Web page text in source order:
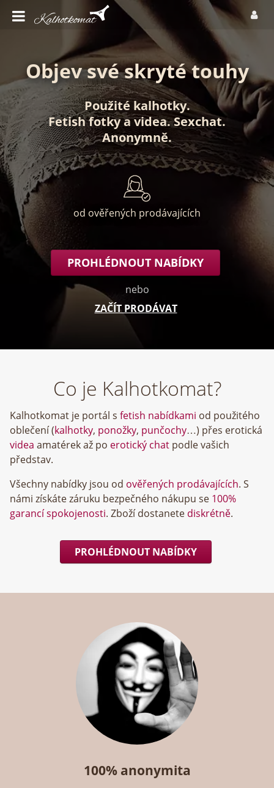
Objev své skryté touhy
Použité kalhotky.
Fetish fotkyavidea.Sexchat.
Anonymně.
od ověřených prodávajících
PROHLÉDNOUT NABÍDKY
nebo
ZAČÍT PRODÁVAT
Co je Kalhotkomat?
Kalhotkomat je portál s fetish nabídkami od použitého
oblečení (kalhotky, ponožky, punčochy…) přes erotická
videa amatérek až po erotický chat podle vašich
představ.
Všechny nabídky jsou od ověřených prodávajících. S
námi získáte záruku bezpečného nákupu se 100%
garancí spokojenosti. Zboží dostanete diskrétně.
PROHLÉDNOUT NABÍDKY
100% anonymita